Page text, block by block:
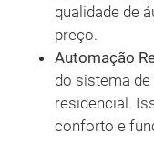
qualidade de
preço.
Automação
do sistema
residencial.
conforto e